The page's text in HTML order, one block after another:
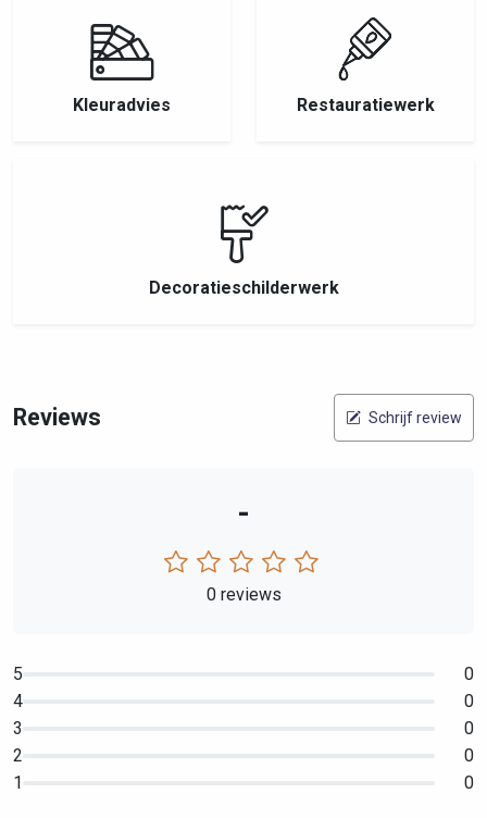
Kleuradvies Restauratiewerk
Decoratieschilderwerk
Reviews Schrijf review
-
0 reviews
5
0
4
0
3
0
2
0
1
0